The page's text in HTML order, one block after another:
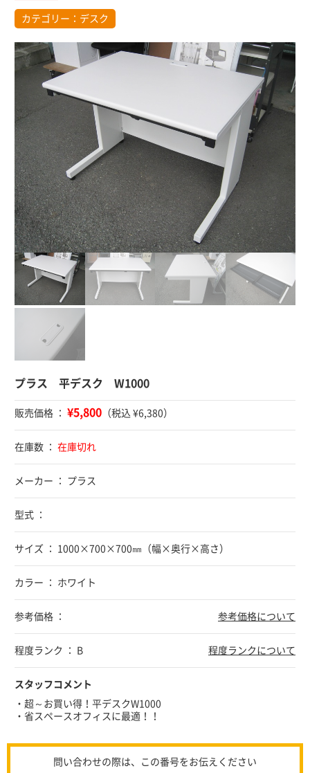
カテゴリー： デスク
プラス 平デスク W1000
販売価格 ： ¥5,800 （税込 ¥6,380）
在庫数 ： 在庫切れ
メーカー ： プラス
型式 ：
サイズ ： 1000×700×700㎜（幅×奥行×高さ）
カラー ： ホワイト
参考価格 ： 参考価格について
程度ランク ： B 程度ランクについて
スタッフコメント
・超～お買い得！平デスクW1000
・省スペースオフィスに最適！！
問い合わせの際は、この番号をお伝えください